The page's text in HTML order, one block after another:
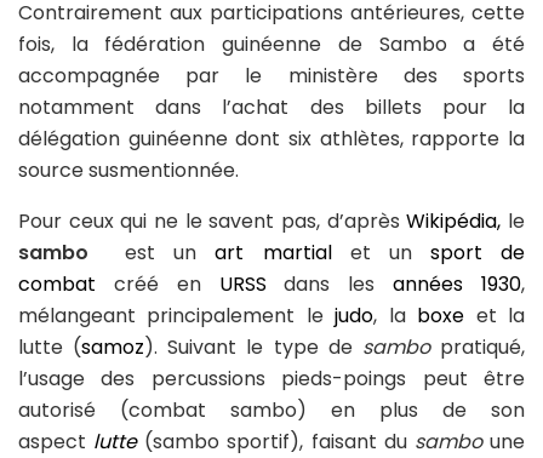
Contrairement aux participations antérieures, cette
fois, la fédération guinéenne de Sambo a été
accompagnée par le ministère des sports
notamment dans l’achat des billets pour la
délégation guinéenne dont six athlètes, rapporte la
source susmentionnée.
Pour ceux qui ne le savent pas, d’aprèsWikipédia, le
sambo est unart martialet un sport de
combat créé en URSS dans lesannées 1930,
mélangeant principalement lejudo, la boxe et la
lutte (samoz). Suivant le type de sambopratiqué,
l’usage des percussions pieds-poings peut être
autorisé (combat sambo) en plus de son
aspect lutte(sambo sportif), faisant du samboune